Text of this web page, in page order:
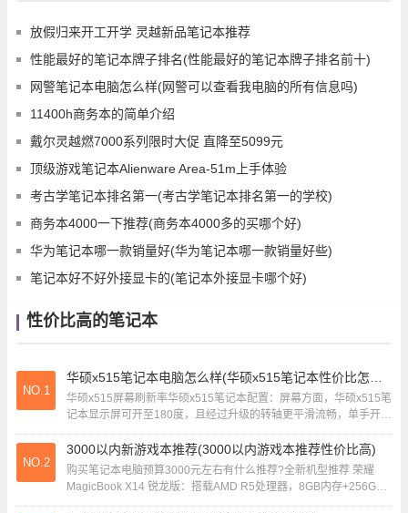
放假归来开工开学 灵越新品笔记本推荐
性能最好的笔记本牌子排名(性能最好的笔记本牌子排名前十)
网警笔记本电脑怎么样(网警可以查看我电脑的所有信息吗)
11400h商务本的简单介绍
戴尔灵越燃7000系列限时大促 直降至5099元
顶级游戏笔记本Alienware Area-51m上手体验
考古学笔记本排名第一(考古学笔记本排名第一的学校)
商务本4000一下推荐(商务本4000多的买哪个好)
华为笔记本哪一款销量好(华为笔记本哪一款销量好些)
笔记本好不好外接显卡的(笔记本外接显卡哪个好)
性价比高的笔记本
NO.1
华硕x515屏幕刷新率华硕x515笔记本配置：屏幕方面，华硕x515笔
记本显示屏可开至180度，且经过升级的转轴更平滑流畅，单手开合
也十分顺滑。轻按专属快捷键(...
NO.2
3000以内新游戏本推荐(3000以内游戏本推荐性价比高)
购买笔记本电脑预算3000元左右有什么推荐?全新机型推荐 荣耀
MagicBook X14 锐龙版：搭载AMD R5处理器，8GB内存+256GB
固态，性价比高，...